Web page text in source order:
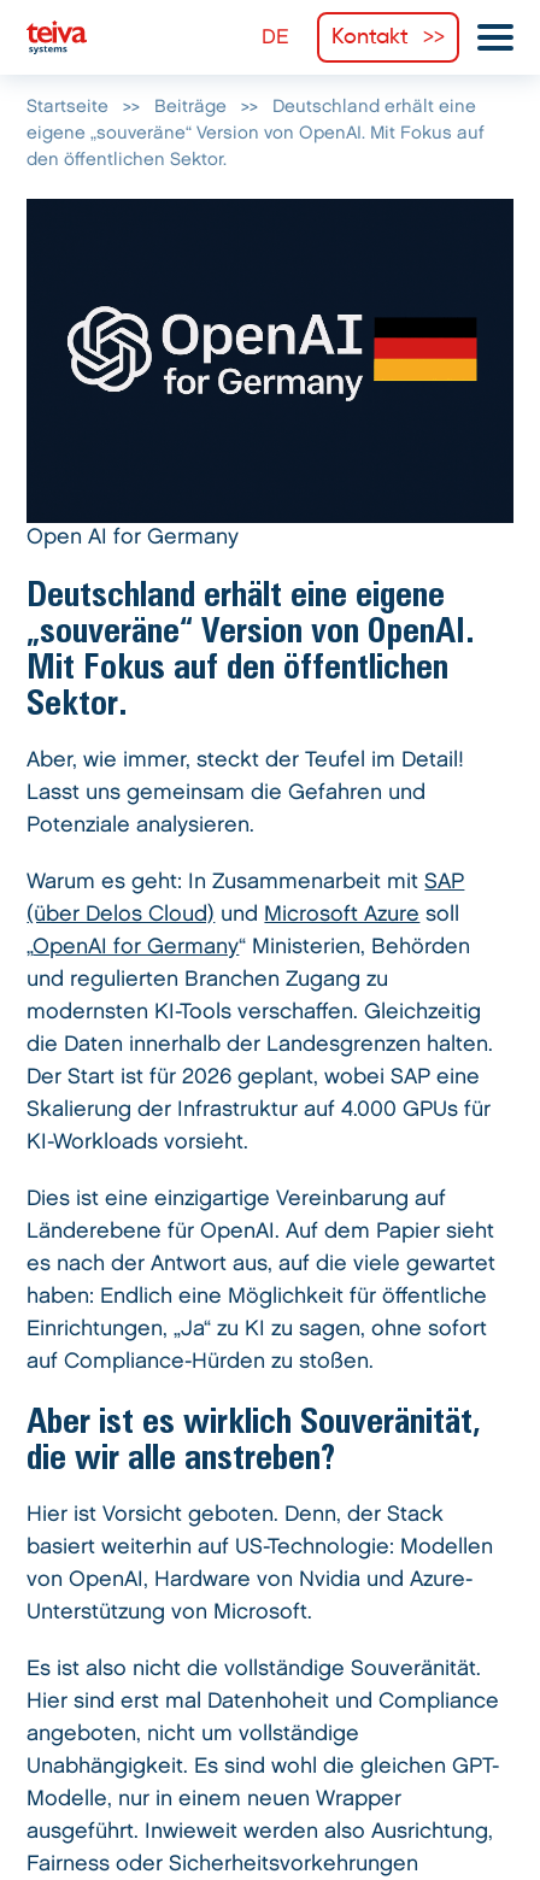
Kontakt
Startseite >> Beiträge >>
Deutschland erhält eine
eigene „souveräne“ Version von OpenAI. Mit Fokus auf
den öffentlichen Sektor.
Open AI for Germany
Deutschland erhält eine eigene
„souveräne“ Version von OpenAI.
Mit Fokus auf den öffentlichen
Sektor.
Aber, wie immer, steckt der Teufel im Detail!
Lasst uns gemeinsam die Gefahren und
Potenziale analysieren.
Warum es geht: In Zusammenarbeit mitSAP
(über Delos Cloud) und Microsoft Azure soll
„OpenAI for Germany“ Ministerien, Behörden
und regulierten Branchen Zugang zu
modernsten KI-Tools verschaffen. Gleichzeitig
die Daten innerhalb der Landesgrenzen halten.
Der Start ist für 2026 geplant, wobei SAP eine
Skalierung der Infrastruktur auf 4.000 GPUs für
KI-Workloads vorsieht.
Dies ist eine einzigartige Vereinbarung auf
Länderebene für OpenAI. Auf dem Papier sieht
es nach der Antwort aus, auf die viele gewartet
haben: Endlich eine Möglichkeit für öffentliche
Einrichtungen, „Ja“ zu KI zu sagen, ohne sofort
auf Compliance-Hürden zu stoßen.
Aber ist es wirklich Souveränität,
die wir alle anstreben?
Hier ist Vorsicht geboten. Denn, der Stack
basiert weiterhin auf US-Technologie: Modellen
von OpenAI, Hardware von Nvidia und Azure-
Unterstützung von Microsoft.
Es ist also nicht die vollständige Souveränität.
Hier sind erst mal Datenhoheit und Compliance
angeboten, nicht um vollständige
Unabhängigkeit. Es sind wohl die gleichen GPT-
Modelle, nur in einem neuen Wrapper
ausgeführt. Inwieweit werden also Ausrichtung,
Fairness oder Sicherheitsvorkehrungen